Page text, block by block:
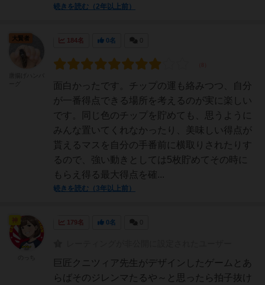
続きを読む（2年以上前）
184名 0名
面白かったです。チップの運も絡みつつ、自分
が一番得点できる場所を考えるのが実に楽しい
です。同じ色のチップを貯めても、思うように
みんな置いてくれなかったり、美味しい得点が
貰えるマスを自分の手番前に横取りされたりす
るので、強い動きとしては5枚貯めてその時に
もらえ得る最大得点を確...
続きを読む（3年以上前）
大賢者
179名 0名
巨匠クニツィア先生がデザインしたゲームとあ
らばそのジレンマたるや～と思ったら拍子抜け